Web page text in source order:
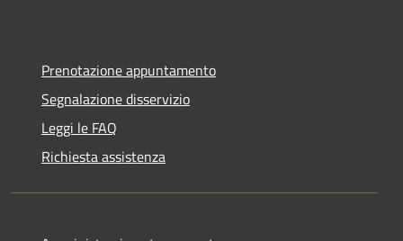
Prenotazione appuntamento
Segnalazione disservizio
Leggi le FAQ
Richiesta assistenza